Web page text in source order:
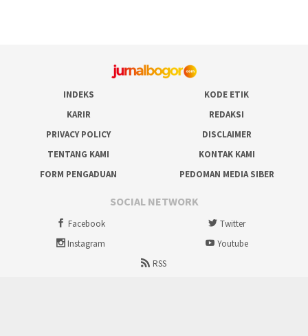
INDEKS
KODE ETIK
KARIR
REDAKSI
PRIVACY POLICY
DISCLAIMER
TENTANG KAMI
KONTAK KAMI
FORM PENGADUAN
PEDOMAN MEDIA SIBER
SOCIAL NETWORK
Facebook
Twitter
Instagram
Youtube
RSS